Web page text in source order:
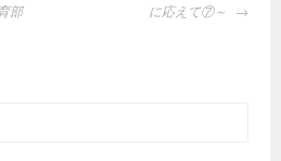
部
に応えて⑦～